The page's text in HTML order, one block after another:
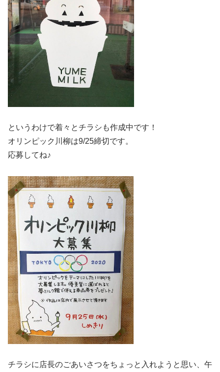
というわけで着々とチラシも作成中です！
オリンピック川柳は9/25締切です。
応募してね♪
チラシに店長のごあいさつをちょっと入れようと思い、午